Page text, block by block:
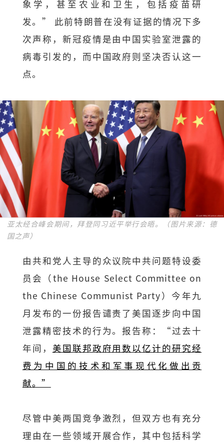
象学，甚至农业和卫生，包括疫苗研
发。” 此前特朗普在没有证据的情况下多
次声称，新冠疫情是由中国实验室泄露的
病毒引发的，而中国政府则坚决否认这一
点。
亚太经合峰会期间，拜登同习近平举行会晤。（图片来源：德
国之声）
由共和党人主导的众议院中共问题特设委
员会（the House Select Committee on
the Chinese Communist Party）今年九
月发布的一份报告谴责了美国逐步向中国
泄露精密技术的行为。报告称：“过去十
年间， 美国联邦政府用数以亿计的研究经
费为中国的技术和军事现代化做出贡
献。”
尽管中美两国竞争激烈，但双方也有充分
理由在一些领域开展合作，其中包括科学